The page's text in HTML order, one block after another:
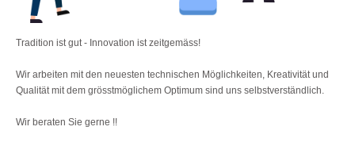
Tradition ist gut - Innovation ist zeitgemäss!
Wir arbeiten mit den neuesten technischen Möglichkeiten, Kreativität und
Qualität mit dem grösstmöglichem Optimum sind uns selbstverständlich.
Wir beraten Sie gerne !!